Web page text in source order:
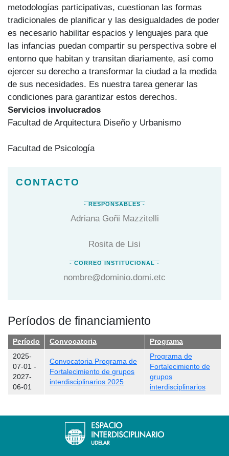
metodologías participativas, cuestionan las formas
tradicionales de planificar y las desigualdades de poder
es necesario habilitar espacios y lenguajes para que
las infancias puedan compartir su perspectiva sobre el
entorno que habitan y transitan diariamente, así como
ejercer su derecho a transformar la ciudad a la medida
de sus necesidades. Es nuestra tarea generar las
condiciones para garantizar estos derechos.
Servicios involucrados
Facultad de Arquitectura Diseño y Urbanismo
Facultad de Psicología
Adriana Goñi Mazzitelli
Rosita de Lisi
nombre@dominio.domi.etc
Períodos de financiamiento
Período Convocatoria
Programa
2025-
07-01 -
2027-
06-01
Convocatoria Programa de
Fortalecimiento de grupos
interdisciplinarios 2025
Programa de
Fortalecimiento de
grupos
interdisciplinarios